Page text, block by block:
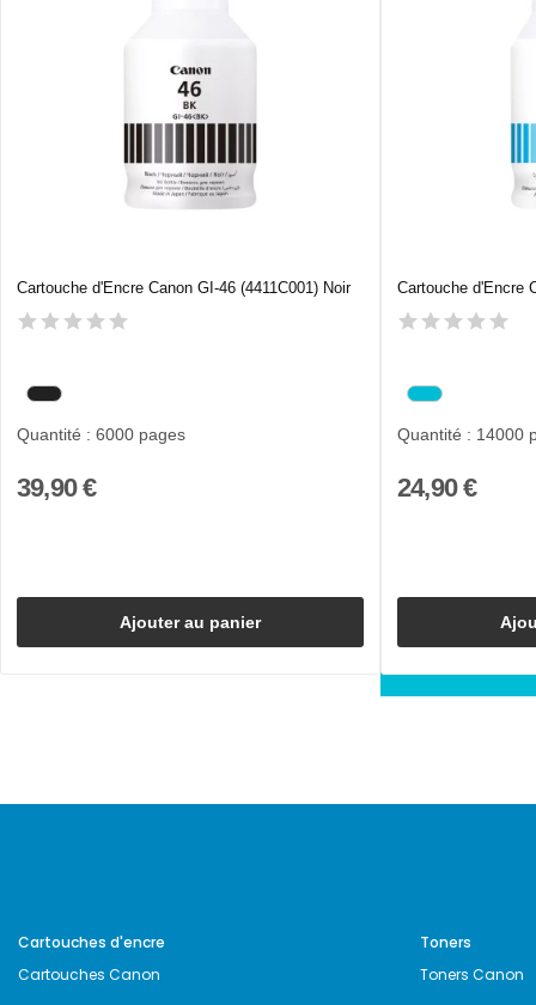
Cartouche d'Encre Canon GI-46 (4411C001) Noir
Quantité : 6000 pages
39,90 €
Ajouter au panier
Cartouche d'Encre
Quantité : 14000
24,90 €
Cartouches d'encre
Cartouches Canon
Toners
Toners Canon